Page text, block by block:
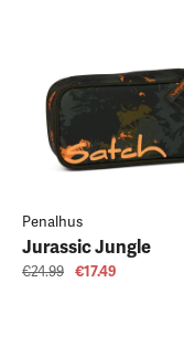
Penalhus
Jurassic Jungle
€24.99 €17.49